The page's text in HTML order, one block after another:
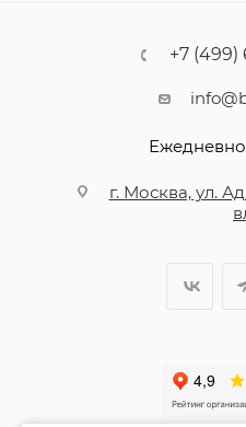
+7 (499)
г. Москва, ул.